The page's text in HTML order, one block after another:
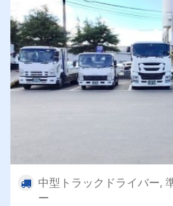
中型トラックドライバー,
ー